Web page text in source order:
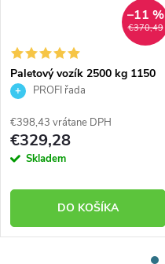
€370,49
–11 %
Paletový vozík 2500 kg 1150
mm 27075-98
PROFI řada
€398,43 vrátane DPH
€329,28
Skladem
DO KOŠÍKA